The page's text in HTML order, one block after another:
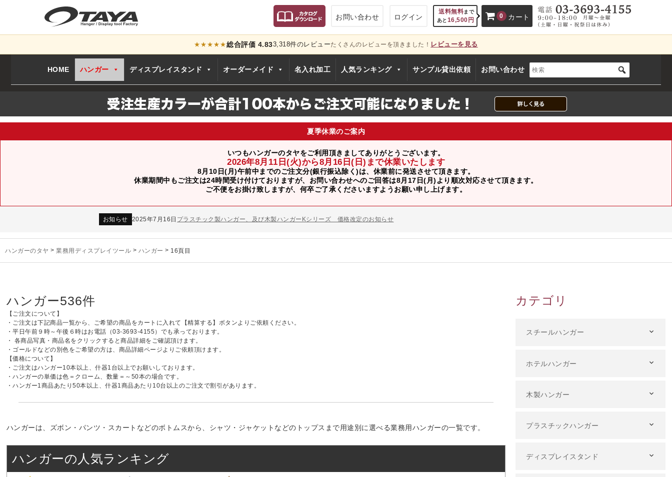
お問い合わせ ログイン
送料無料まで
あと16,500 円
0 カート
只今、カートに商品はございません。
★★★★★総合評価 4.833,318件のレビューたくさんのレビューを頂きました！ レビューを見る
HOME ハンガー ディスプレイスタンド オーダーメイド 名入れ加工 人気ランキング サンプル貸出依頼 お問い合わせ
夏季休業のご案内
いつもハンガーのタヤをご利用頂きましてありがとうございます。
2026年8月11日(火)から8月16日(日)まで休業いたします
8月10日(月)午前中までのご注文分(銀行振込除く)は、休業前に発送させて頂きます。
休業期間中もご注文は24時間受け付けておりますが、お問い合わせへのご回答は8月17日(月)より順次対応させて頂きます。
ご不便をお掛け致しますが、何卒ご了承くださいますようお願い申し上げます。
2024年12月12日年末年始休業のお知らせ
スチール製ハンガー、およびディスプレイスタンド価格改定のお知らせ
お知らせ 2025年7月16日プラスチック製ハンガー、及び木製ハンガーKシリーズ 価格改定のお知らせ
お知らせ
2025年3月14日 木製ハンガーNシリーズ価格改定のお知らせ
ハンガーのタヤ > 業務用ディスプレイツール > ハンガー > 16頁目
ハンガー536件
【ご注文について】
・ご注文は下記商品一覧から、ご希望の商品をカートに入れて【精算する】ボタンよりご依頼ください。
・平日午前９時～午後６時はお電話（03-3693-4155）でも承っております。
・ 各商品写真・商品名をクリックすると商品詳細をご確認頂けます。
・ゴールドなどの別色をご希望の方は、商品詳細ページよりご依頼頂けます。
【価格について】
・ご注文はハンガー10本以上、什器1台以上でお願いしております。
・ハンガーの単価は色＝クローム、数量＝～50本の場合です。
・ハンガー1商品あたり50本以上、什器1商品あたり10台以上のご注文で割引があります。
ハンガーは、ズボン・パンツ・スカートなどのボトムスから、シャツ・ジャケットなどのトップスまで用途別に選べる業務用ハンガーの一覧です。
ハンガーの人気ランキング
カテゴリ
スチールハンガー
ホテルハンガー
木製ハンガー
プラスチックハンガー
ディスプレイスタンド